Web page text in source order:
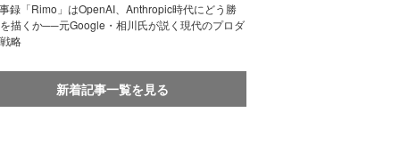
録「Rimo」はOpenAI、Anthropic時代にどう勝
描くか──元Google・相川氏が説く現代のプロダ
略
新着記事一覧を見る